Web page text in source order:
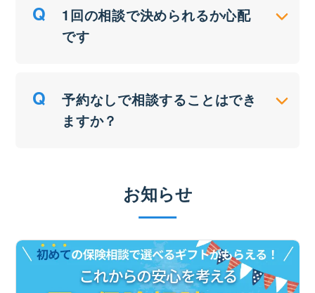
1回の相談で決められるか心配
です
予約なしで相談することはでき
ますか？
お知らせ